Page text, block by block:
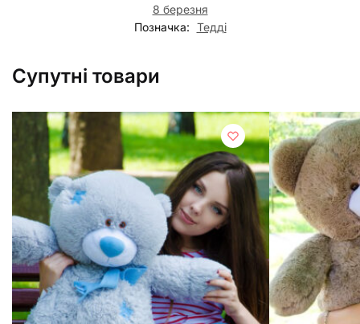
8 березня
Позначка: Тедді
Супутні товари